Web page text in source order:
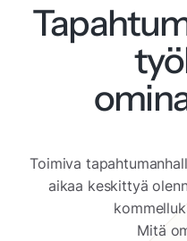
Toimiva
aikaa keskittyä
Mitä